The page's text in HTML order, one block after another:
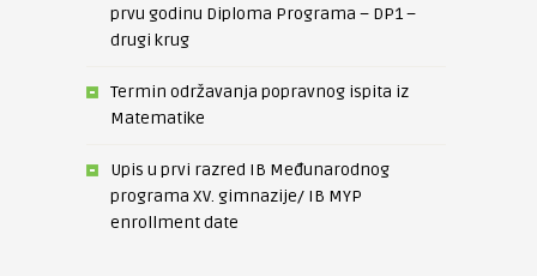
prvu godinu Diploma Programa – DP1 –
drugi krug
Termin održavanja popravnog ispita iz
Matematike
Upis u prvi razred IB Međunarodnog
programa XV. gimnazije/ IB MYP
enrollment date